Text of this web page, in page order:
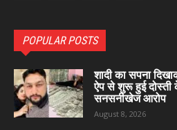
POPULAR POSTS
शादी का सपना
ऐप से शुरू हुई दोस्ती
सनसनीखेज आरोप
August 8, 2026